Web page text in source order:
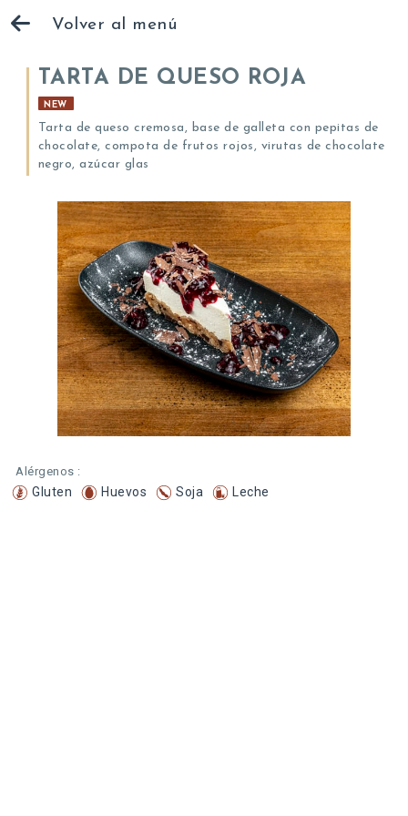
Volver al menú
TARTA DE QUESO ROJA
NEW
Tarta de queso cremosa, base de galleta con pepitas de
chocolate, compota de frutos rojos, virutas de chocolate
negro, azúcar glas
Alérgenos :
Gluten Huevos Soja Leche